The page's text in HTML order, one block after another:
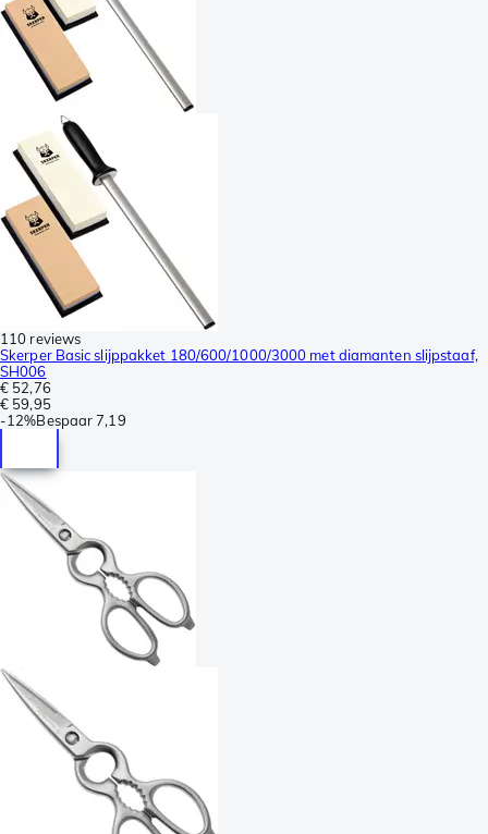
110 reviews
Skerper Basic slijppakket 180/600/1000/3000 met diamanten slijpstaaf,
SH006
€ 52,76
€ 59,95
-12%Bespaar 7,19